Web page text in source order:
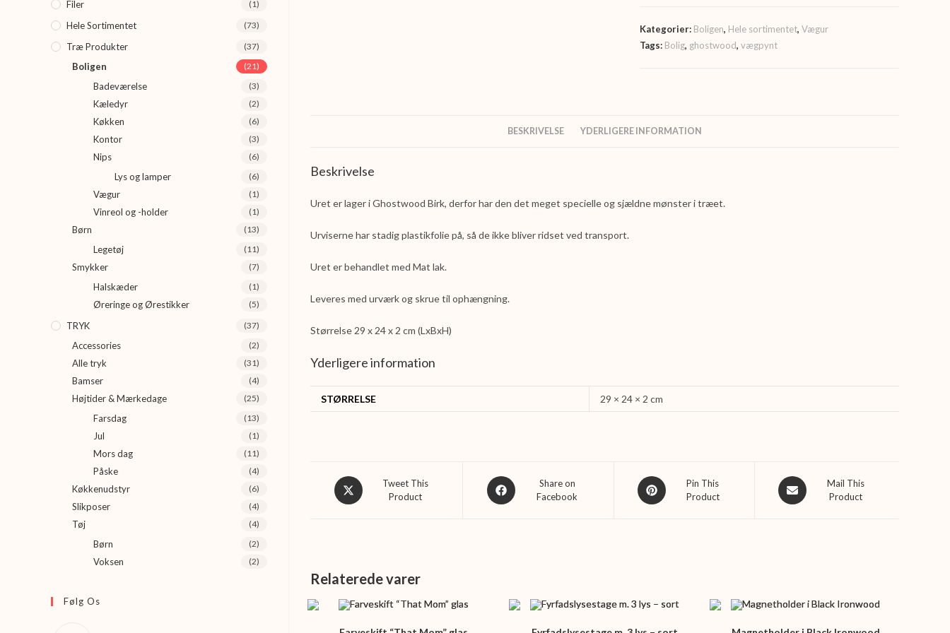
Kategorier: Boligen, Hele sortimentet,Vægur
Tags: Bolig, ghostwood,vægpynt
BESKRIVELSE YDERLIGERE INFORMATION
Beskrivelse
Uret er lager i Ghostwood Birk, derfor har den det meget specielle og sjældne mønster i træet.
Urviserne har stadig plastikfolie på, så de ikke bliver ridset ved transport.
Uret er behandlet med Mat lak.
Leveres med urværk og skrue til ophængning.
Størrelse 29 x 24 x 2 cm (LxBxH)
Yderligere information
STØRRELSE 29 × 24 × 2 cm
Opens
in
Tweet This
Product
Opens
in
Share on
Facebook
Opens
in
Pin This
Product
Opens
in
Mail This
Product
Relaterede varer
Filer (1)
Hele Sortimentet (73)
Træ Produkter (37)
Boligen (21)
Badeværelse (3)
Kæledyr (2)
Køkken (6)
Kontor (3)
Nips (6)
Lys og lamper (6)
Vægur (1)
Vinreol og -holder (1)
Børn (13)
Legetøj (11)
Smykker (7)
Halskæder (1)
Øreringe og Ørestikker (5)
TRYK (37)
Accessories (2)
Alle tryk (31)
Bamser (4)
Højtider & Mærkedage (25)
Farsdag (13)
Jul (1)
Mors dag (11)
Påske (4)
Køkkenudstyr (6)
Slikposer (4)
Tøj (4)
Børn (2)
Voksen (2)
Følg Os